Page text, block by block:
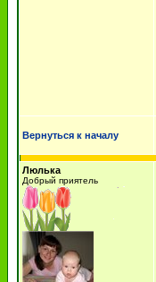
Вернуться к началу
Люлька
Добрый приятель